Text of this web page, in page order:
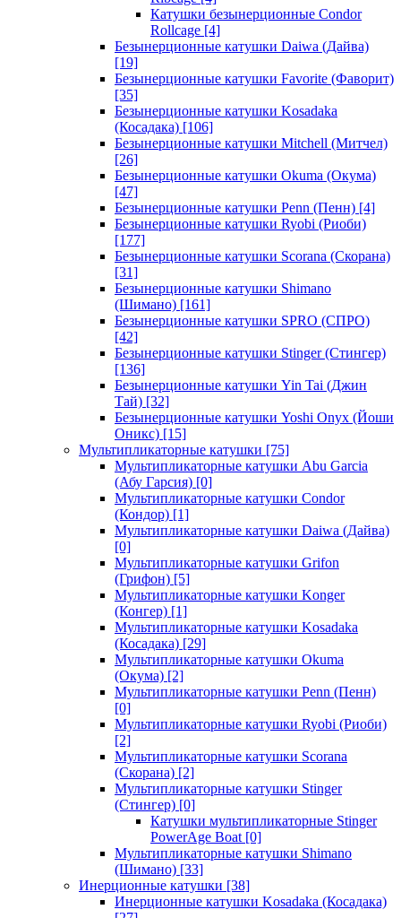
Катушки безынерционные Condor
Rollcage [4]
Безынерционные катушки Daiwa (Дайва)
[19]
Безынерционные катушки Favorite (Фаворит)
[35]
Безынерционные катушки Kosadaka
(Косадака) [106]
Безынерционные катушки Mitchell (Митчел)
[26]
Безынерционные катушки Okuma (Окума)
[47]
Безынерционные катушки Penn (Пенн) [4]
Безынерционные катушки Ryobi (Риоби)
[177]
Безынерционные катушки Scorana (Скорана)
[31]
Безынерционные катушки Shimano
(Шимано) [161]
Безынерционные катушки SPRO (СПРО)
[42]
Безынерционные катушки Stinger (Стингер)
[136]
Безынерционные катушки Yin Tai (Джин
Тай) [32]
Безынерционные катушки Yoshi Onyx (Йоши
Оникс) [15]
Мультипликаторные катушки [75]
Мультипликаторные катушки Abu Garcia
(Абу Гарсия) [0]
Мультипликаторные катушки Condor
(Кондор) [1]
Мультипликаторные катушки Daiwa (Дайва)
[0]
Мультипликаторные катушки Grifon
(Грифон) [5]
Мультипликаторные катушки Konger
(Конгер) [1]
Мультипликаторные катушки Kosadaka
(Косадака) [29]
Мультипликаторные катушки Okuma
(Окума) [2]
Мультипликаторные катушки Penn (Пенн)
[0]
Мультипликаторные катушки Ryobi (Риоби)
[2]
Мультипликаторные катушки Scorana
(Скорана) [2]
Мультипликаторные катушки Stinger
(Стингер) [0]
Катушки мультипликаторные Stinger
PowerAge Boat [0]
Мультипликаторные катушки Shimano
(Шимано) [33]
Инерционные катушки [38]
Инерционные катушки Kosadaka (Косадака)